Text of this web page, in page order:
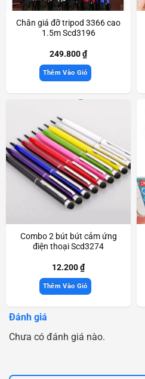
Chân giá đỡ tripod 3366 cao
1.5m Scd3196
249.800₫
Thêm Vào Giỏ
Combo 2 bút bút cảm ứng
điện thoại Scd3274
12.200₫
Thêm Vào Giỏ
Đánh giá
Chưa có đánh giá nào.